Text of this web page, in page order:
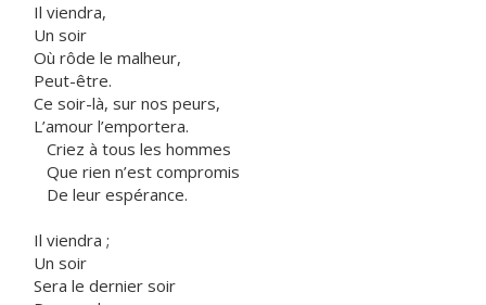
Il viendra,
Un soir
Où rôde le malheur,
Peut-être.
Ce soir-là, sur nos peurs,
L’amour l’emportera.
Criez à tous les hommes
Que rien n’est compromis
De leur espérance.
Il viendra ;
Un soir
Sera le dernier soir